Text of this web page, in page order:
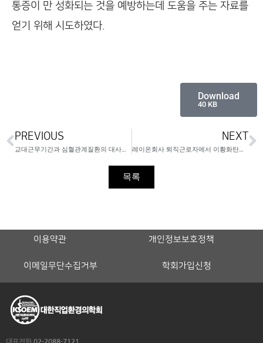
통증이 만 성화되는 것을 예방하는데 도움을 주는 자료를
얻기 위해 시도하였다.
Download
40 KB
PREVIOUS
교대근무기간과 심혈관계질환의 대사성 위험요인
NEXT
레이온회사 퇴직근로자에서 이황화탄소에 의한 건강영향평가
목록
이용약관 개인정보보호정책
이메일무단수집거부 학회가입신청